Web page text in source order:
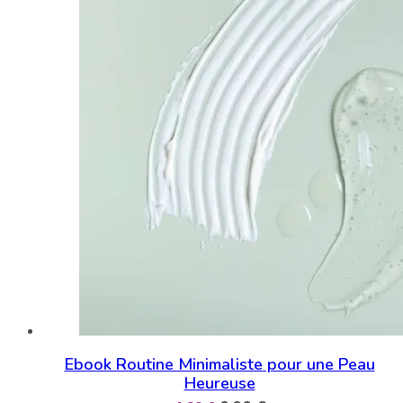
Ebook Routine Minimaliste pour une Peau
Heureuse